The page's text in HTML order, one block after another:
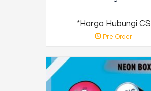
*Harga Hubungi CS
Pre Order